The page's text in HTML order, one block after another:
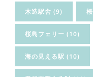
木造駅舎 (9) 桜
桜島フェリー (10)
海の見える駅 (10)